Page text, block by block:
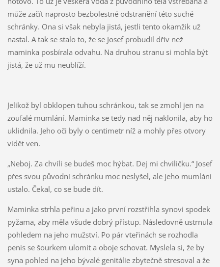
může začít naprosto bezbolestné odstranění této suché
schránky. Ona si však nebyla jistá, jestli tento okamžik už
nastal. A tak se stalo to, že se Josef probudil dřív než
maminka posbírala odvahu. Na druhou stranu si mohla být
jistá, že už mu neublíží.
Jelikož byl obklopen tuhou schránkou, tak se zmohl jen na
zoufalé mumlání. Maminka se tedy nad něj naklonila, aby ho
uklidnila. Jeho oči byly o centimetr níž a mohly přes otvory
vidět ven.
„Neboj. Za chvíli se budeš moc hýbat. Dej mi chviličku.“ Josef
přes svou původní schránku moc neslyšel, ale jeho mumlání
ustalo. Čekal, co se bude dít.
Maminka strhla peřinu a jako první rozstřihla synovi spodek
pyžama, aby měla všude dobrý přístup. Následovně ustrnula
pohledem na jeho mužství. Po pár vteřinách se rozhodla
penis se šourkem ulomit a oboje schovat. Myslela si, že by
syna pohled na jeho bývalé genitálie zbytečně stresoval a že